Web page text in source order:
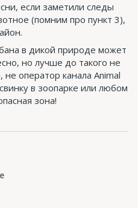
если заметили следы
(помним про пункт 3),
в дикой природе может
но лучше до такого не
оператор канала Animal
в зоопарке или любом
зона!